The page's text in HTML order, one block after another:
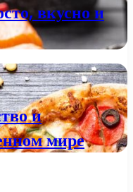
вкусно и
и
мире